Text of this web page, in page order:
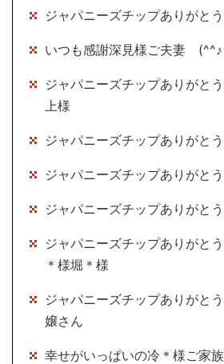
ジャパニーズチップありがと
いつも感謝深見様ご夫妻 (^^♪
ジャパニーズチップありがと
上様
ジャパニーズチップありがと
ジャパニーズチップありがと
ジャパニーズチップありがと
ジャパニーズチップありがと
＊様堀＊様
ジャパニーズチップありがと
嬢さん
幸せがいっぱいの冷＊様ご家